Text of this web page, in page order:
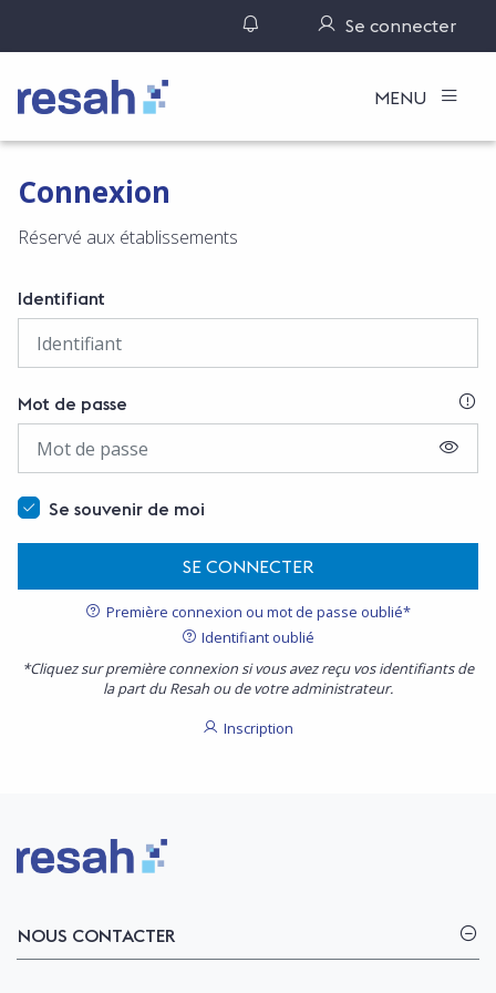
Gérer ses notifications
Se connecter
Logo Resah MENU
Connexion
Réservé aux établissements
Identifiant
Mot de passe
Se souvenir de moi
SE CONNECTER
Première connexion ou mot de passe oublié*
Identifiant oublié
*Cliquez sur première connexion si vous avez reçu vos identifiants de
la part du Resah ou de votre administrateur.
Inscription
Logo Resah
NOUS CONTACTER